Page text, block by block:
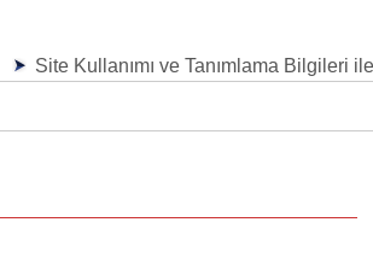
Site Kullanımı ve Tanımlama Bilgileri